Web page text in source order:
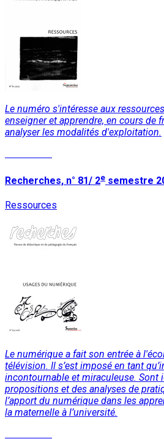
Le numéro s'intéresse aux
enseigner et apprendre, en cours de
analyser les modalités d'exploitation.
Recherches, n° 81/ 2e semestre
Ressources
Le numérique a fait son entrée à
télévision. Il s’est imposé en tant
incontournable et miraculeuse. Sont
propositions et des analyses de
l’apport du numérique dans les
la maternelle à l’université.